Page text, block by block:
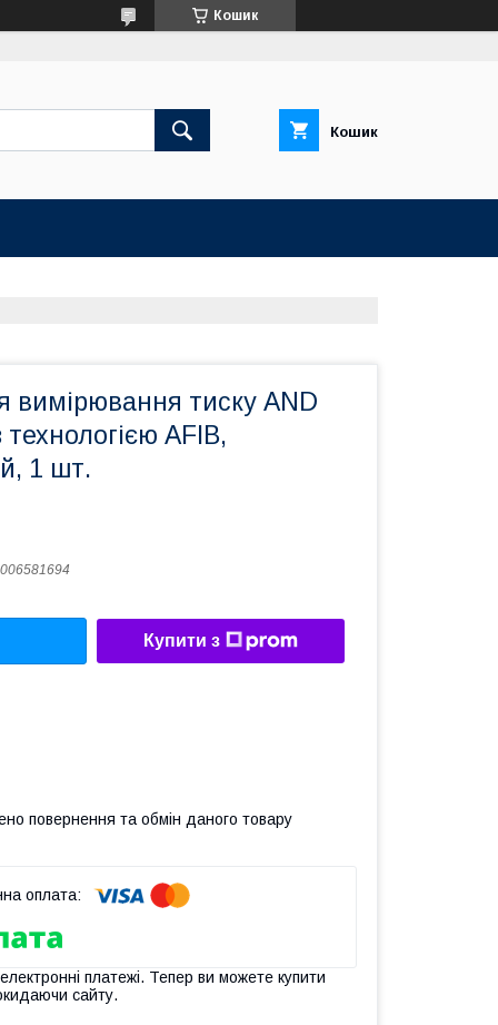
Кошик
Кошик
вимірювання тиску AND
AFIB,
1 шт.
Купити з
повернення та обмін даного товару
платежі. Тепер ви можете купити
сайту.